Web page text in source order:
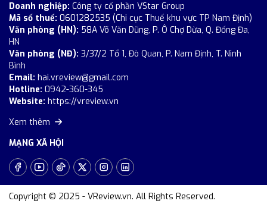
Doanh nghiệp: Công ty cổ phần VStar Group
Mã số thuế: 0601282535 (Chi cục Thuế khu vực TP Nam Định)
Văn phòng (HN): 58A Võ Văn Dũng, P. Ô Chợ Dừa, Q. Đống Đa,
HN
Văn phòng (NĐ): 3/37/2 Tổ 1, Đò Quan, P. Nam Định, T. Ninh
Bình
Email: hai.vreview@gmail.com
Hotline: 0942-360-345
Website: https://vreview.vn
Xem thêm
MẠNG XÃ HỘI
Copyright © 2025 - VReview.vn. All Rights Reserved.